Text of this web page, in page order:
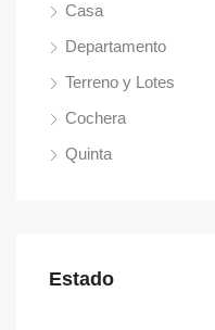
Casa
Departamento
Terreno y Lotes
Cochera
Quinta
Estado